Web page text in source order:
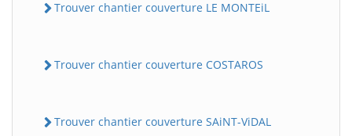
Trouver chantier couverture LE MONTEiL
Trouver chantier couverture COSTAROS
Trouver chantier couverture SAiNT-ViDAL